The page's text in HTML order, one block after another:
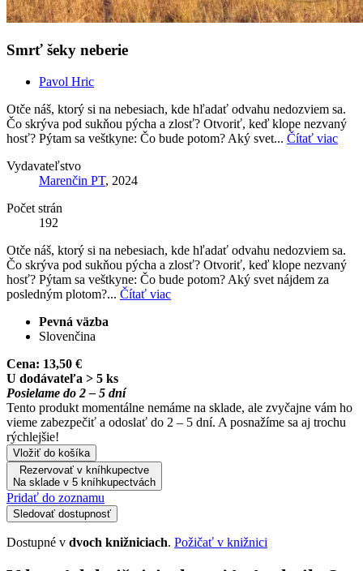
Smrť šeky neberie
Pavol Hric
Otče náš, ktorý si na nebesiach, kde hľadať odvahu nedozviem sa.
Čo skrýva pod sukňou pýcha a zlosť? Otvoriť, keď klope nezvaný
hosť? Pýtam sa veštkyne: Čo bude potom? Aký svet... Čítať viac
Vydavateľstvo
Marenčin PT, 2024
Počet strán
192
Otče náš, ktorý si na nebesiach, kde hľadať odvahu nedozviem sa.
Čo skrýva pod sukňou pýcha a zlosť? Otvoriť, keď klope nezvaný
hosť? Pýtam sa veštkyne: Čo bude potom? Aký svet nájdem za
posledným plotom?... Čítať viac
Pevná väzba
Slovenčina
Cena: 13,50 €
U dodávateľa > 5 ks
Posielame do 2 – 5 dní
Tento produkt momentálne nemáme na sklade, ale zvyčajne vám ho
vieme zabezpečiť a odoslať do 2 – 5 dní. A posnažíme sa aj trochu
rýchlejšie!
Vložiť do košíka
Rezervovať v kníhkupectve
Na sklade v 5 kníhkupectvách
Pridať do zoznamu
Sledovať dostupnosť
Dostupné v dvoch knižniciach. Požičať v knižnici